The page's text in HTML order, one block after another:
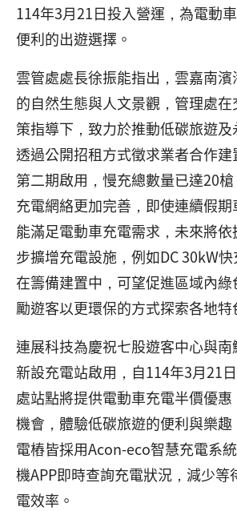
114年3月21日投入營運，為電動
便利的出遊選擇。
雲管處處長徐振能指出，雲嘉南
的自然生態與人文景觀，管理處
策指導下，致力於推動低碳旅遊
透過公開招租方式徵求業者合作
第二期啟用，慢充總數量已達20
充電網絡更加完善，即使連續假
能滿足電動車充電需求，未來將
步擴增充電設施，例如DC 30kW
在籌備建置中，可望促進區域內
勵遊客以更環保的方式探索各地特
連展科技為慶祝七股遊客中心與
新設充電站啟用，自114年3月21
處站點將提供電動車充電半價優
機會，體驗低碳旅遊的便利與樂
電樁皆採用Acon-eco智慧充電系
機APP即時查詢充電狀況，減少等
電效率。